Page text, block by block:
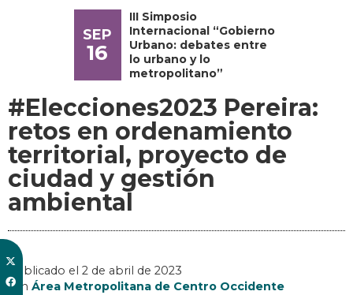
SEP
16
III Simposio
Internacional “Gobierno
Urbano: debates entre
lo urbano y lo
metropolitano”
#Elecciones2023 Pereira:
retos en ordenamiento
territorial, proyecto de
ciudad y gestión
ambiental
Publicado el 2 de abril de 2023
, en Área Metropolitana de Centro Occidente